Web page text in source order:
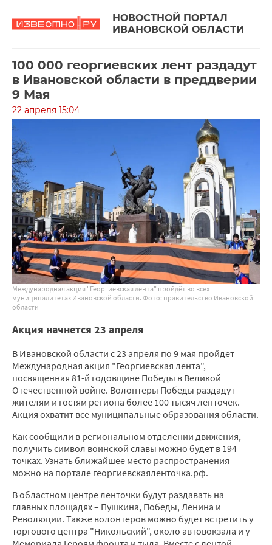
НОВОСТНОЙ ПОРТАЛ
ИВАНОВСКОЙ ОБЛАСТИ
100 000 георгиевских лент раздадут
в Ивановской области в преддверии
9 Мая
22 апреля 15:04
Международная акция "Георгиевская лента" пройдёт во всех
муниципалитетах Ивановской области. Фото: правительство Ивановской
области
Акция начнется 23 апреля
В Ивановской области с 23 апреля по 9 мая пройдет
Международная акция "Георгиевская лента",
посвященная 81-й годовщине Победы в Великой
Отечественной войне. Волонтеры Победы раздадут
жителям и гостям региона более 100 тысяч ленточек.
Акция охватит все муниципальные образования области.
Как сообщили в региональном отделении движения,
получить символ воинской славы можно будет в 194
точках. Узнать ближайшее место распространения
можно на портале георгиевскаяленточка.рф.
В областном центре ленточки будут раздавать на
главных площадях – Пушкина, Победы, Ленина и
Революции. Также волонтеров можно будет встретить у
торгового центра "Никольский", около автовокзала и у